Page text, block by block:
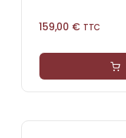
159,00 € TTC